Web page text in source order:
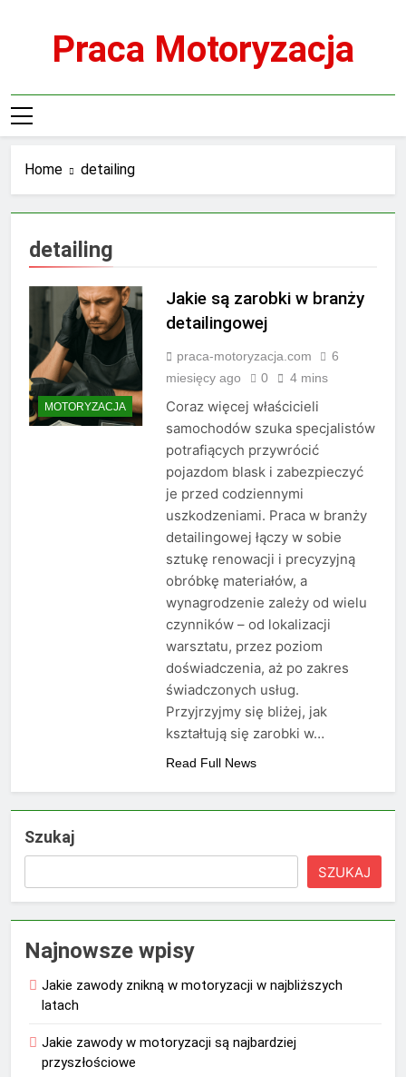
Praca Motoryzacja
Home detailing
detailing
MOTORYZACJA
Jakie są zarobki w branży
detailingowej
praca-motoryzacja.com
6
miesięcy ago
0 4 mins
Coraz więcej właścicieli
samochodów szuka specjalistów
potrafiących przywrócić
pojazdom blask i zabezpieczyć
je przed codziennymi
uszkodzeniami. Praca w branży
detailingowej łączy w sobie
sztukę renowacji i precyzyjną
obróbkę materiałów, a
wynagrodzenie zależy od wielu
czynników – od lokalizacji
warsztatu, przez poziom
doświadczenia, aż po zakres
świadczonych usług.
Przyjrzyjmy się bliżej, jak
kształtują się zarobki w…
Read Full News
Szukaj
SZUKAJ
Najnowsze wpisy
Jakie zawody znikną w motoryzacji w najbliższych
latach
Jakie zawody w motoryzacji są najbardziej
przyszłościowe